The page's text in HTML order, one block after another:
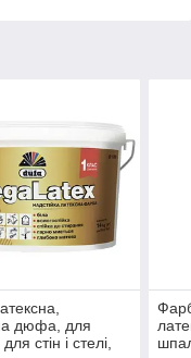
дюфа, для
стін і стелі,